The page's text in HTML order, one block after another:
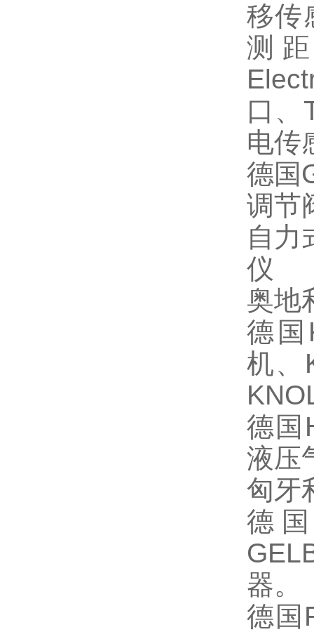
移传
测
口、
电传
德国
调节
自力
仪
奥地
德国
机、
德国
液压
匈牙
德
器。
德国